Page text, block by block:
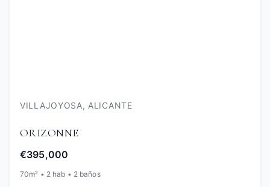
VILLAJOYOSA, ALICANTE
ORIZONNE
€395,000
70m² • 2 hab • 2 baños